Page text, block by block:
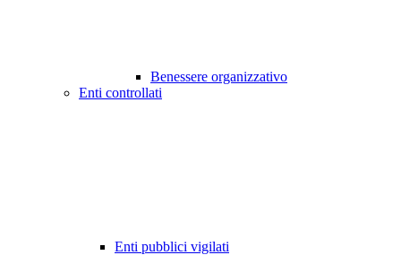
Benessere organizzativo
Enti controllati
Enti pubblici vigilati